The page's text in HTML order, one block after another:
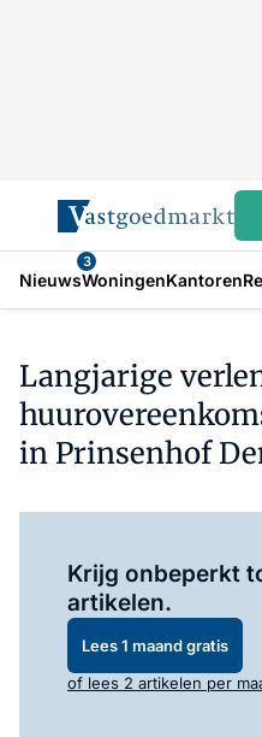
Nieuws
3
WoningenKantoren
Langjarige
in Prinsenhof
Krijg onbeperkt
artikelen.
Lees 1 maand gratis
of lees 2 artikelen per